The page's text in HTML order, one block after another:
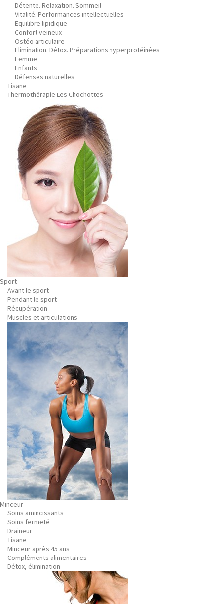
Détente. Relaxation. Sommeil
Vitalité. Performances intellectuelles
Equilibre lipidique
Confort veineux
Ostéo articulaire
Elimination. Détox. Préparations hyperprotéinées
Femme
Enfants
Défenses naturelles
Tisane
Thermothérapie Les Chochottes
Sport
Avant le sport
Pendant le sport
Récupération
Muscles et articulations
Minceur
Soins amincissants
Soins fermeté
Draineur
Tisane
Minceur après 45 ans
Compléments alimentaires
Détox, élimination